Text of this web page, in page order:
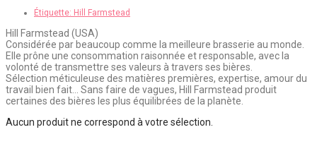
Étiquette: Hill Farmstead
Hill Farmstead (USA)
Considérée par beaucoup comme la meilleure brasserie au monde.
Elle prône une consommation raisonnée et responsable, avec la
volonté de transmettre ses valeurs à travers ses bières.
Sélection méticuleuse des matières premières, expertise, amour du
travail bien fait… Sans faire de vagues, Hill Farmstead produit
certaines des bières les plus équilibrées de la planète.
Aucun produit ne correspond à votre sélection.